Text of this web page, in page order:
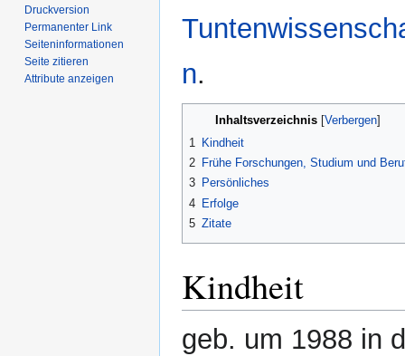
n.
Inhaltsverzeichnis
1
Kindheit
2 Frühe Forschungen, Studium und
3 Persönliches
4 Erfolge
5 Zitate
Kindheit
geb. um 1988 in
Druckversion
Permanenter Link
Seiten­­informationen
Seite zitieren
Attribute anzeigen